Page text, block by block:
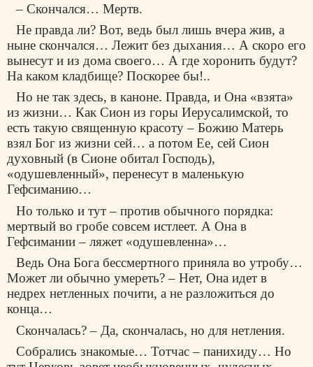
– Скончался… Мертв.
Не правда ли? Вот, ведь был лишь вчера жив, а
ныне скончался… Лежит без дыхания… А скоро его
вынесут и из дома своего… А где хоронить будут?
На каком кладбище? Поскорее бы!..
Но не так здесь, в каноне. Правда, и Она «взята»
из жизни… Как Сион из горы Иерусалимской, то
есть такую священную красоту – Божию Матерь
взял Бог из жизни сей… а потом Ее, сей Сион
духовный (в Сионе обитал Господь),
«одушевленный», перенесут в маленькую
Гефсиманию…
Но только и тут – против обычного порядка:
мертвый во гробе совсем истлеет. А Она в
Гефсимании – ляжет «одушевленна»…
Ведь Она Бога бессмертного приняла во утробу…
Может ли обычно умереть? – Нет, Она идет в
недрех нетленных почити, а не разложиться до
конца…
Скончалась? – Да, скончалась, но для нетления.
Собрались знакомые… Тотчас – панихиду… Но